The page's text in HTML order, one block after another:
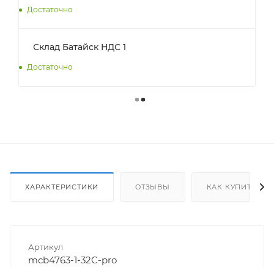
Достаточно
Склад Батайск НДС 1
Достаточно
ХАРАКТЕРИСТИКИ ОТЗЫВЫ КАК КУПИТЬ
Артикул
mcb4763-1-32C-pro